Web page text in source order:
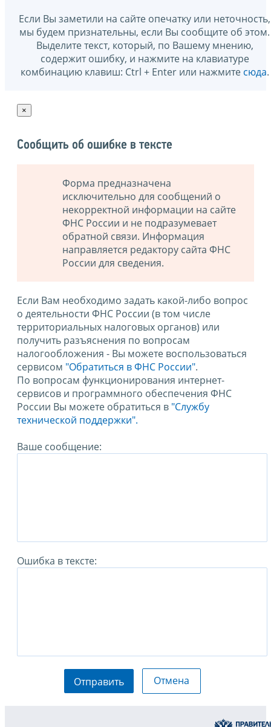
Если Вы заметили на сайте опечатку или неточность,
мы будем признательны, если Вы сообщите об этом.
Выделите текст, который, по Вашему мнению,
содержит ошибку, и нажмите на клавиатуре
комбинацию клавиш: Ctrl + Enter или нажмите сюда.
×
Сообщить об ошибке в тексте
Форма предназначена
исключительно для сообщений о
некорректной информации на сайте
ФНС России и не подразумевает
обратной связи. Информация
направляется редактору сайта ФНС
России для сведения.
Если Вам необходимо задать какой-либо вопрос
о деятельности ФНС России (в том числе
территориальных налоговых органов) или
получить разъяснения по вопросам
налогообложения - Вы можете воспользоваться
сервисом "Обратиться в ФНС России".
По вопросам функционирования интернет-
сервисов и программного обеспечения ФНС
России Вы можете обратиться в "Службу
технической поддержки".
Ваше сообщение:
Ошибка в тексте:
Отправить Отмена